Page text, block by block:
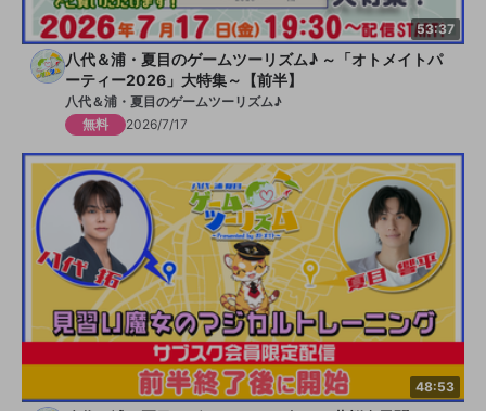
53:37
八代＆浦・夏目のゲームツーリズム♪ ～「オトメイトパ
ーティー2026」大特集～【前半】
八代＆浦・夏目のゲームツーリズム♪
無料
2026/7/17
48:53